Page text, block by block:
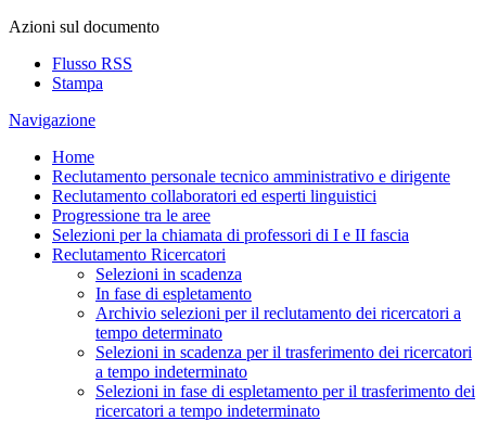
Azioni sul documento
Flusso RSS
Stampa
Navigazione
Home
Reclutamento personale tecnico amministrativo e dirigente
Reclutamento collaboratori ed esperti linguistici
Progressione tra le aree
Selezioni per la chiamata di professori di I e II fascia
Reclutamento Ricercatori
Selezioni in scadenza
In fase di espletamento
Archivio selezioni per il reclutamento dei ricercatori a
tempo determinato
Selezioni in scadenza per il trasferimento dei ricercatori
a tempo indeterminato
Selezioni in fase di espletamento per il trasferimento dei
ricercatori a tempo indeterminato